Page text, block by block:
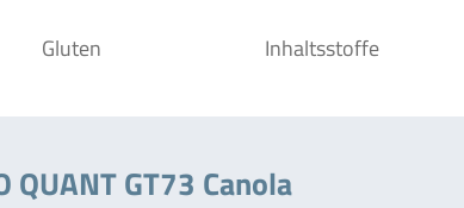
Gluten Inhaltsstoffe
GT73 Canola